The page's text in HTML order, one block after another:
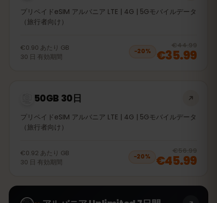
プリペイドeSIM アルバニア LTE | 4G | 5Gモバイルデータ
（旅行者向け）
€0.90 あたり GB
30 日 有効期間
−20%
€44.99
€35.99
50GB 30日
プリペイドeSIM アルバニア LTE | 4G | 5Gモバイルデータ
（旅行者向け）
€0.92 あたり GB
30 日 有効期間
−20%
€56.99
€45.99